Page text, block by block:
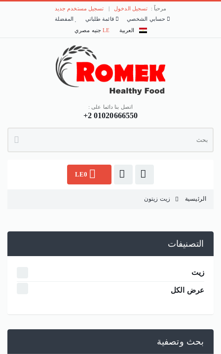
مرحباً : تسجيل الدخول | تسجيل مستخدم جديد
حسابي الشخصي
قائمة طلباتي
المفضلة
العربية
LE جنيه مصري
اتصل بنا دائما على :
+2 01020666550
LE0
الرئيسية زيت زيتون
التصنيفات
زيت
عرض الكل
بحث وتصفية